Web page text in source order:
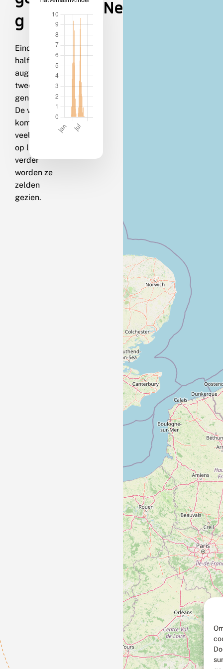
g
Eind maart-
half
augustus in
twee
generaties.
De vlinders
komen
veelvuldig
op licht;
verder
worden ze
zelden
gezien.
Nederland